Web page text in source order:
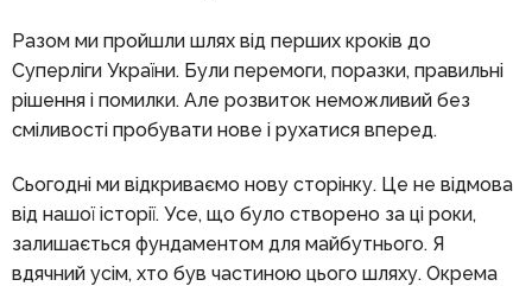
Разом ми пройшли шлях від перших кроків до
Суперліги України. Були перемоги, поразки, правильні
рішення і помилки. Але розвиток неможливий без
сміливості пробувати нове і рухатися вперед.
Сьогодні ми відкриваємо нову сторінку. Це не відмова
від нашої історії. Усе, що було створено за ці роки,
залишається фундаментом для майбутнього. Я
вдячний усім, хто був частиною цього шляху. Окрема